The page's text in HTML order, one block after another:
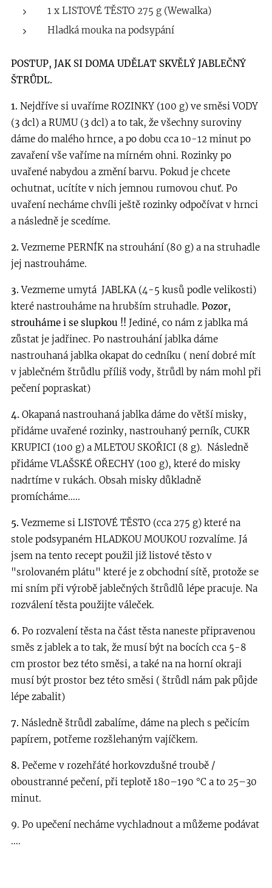
1 x LISTOVÉ TĚSTO 275 g (Wewalka)
Hladká mouka na podsypání
POSTUP, JAK SI DOMA UDĚLAT SKVĚLÝ JABLEČNÝ
ŠTRŮDL.
1. Nejdříve si uvaříme ROZINKY (100 g) ve směsi VODY
(3 dcl) a RUMU (3 dcl) a to tak, že všechny suroviny
dáme do malého hrnce, a po dobu cca 10-12 minut po
zavaření vše vaříme na mírném ohni. Rozinky po
uvařené nabydou a změní barvu. Pokud je chcete
ochutnat, ucítíte v nich jemnou rumovou chuť. Po
uvaření necháme chvíli ještě rozinky odpočívat v hrnci
a následně je scedíme.
2.Vezmeme PERNÍK na strouhání (80 g) a na struhadle
jej nastrouháme.
3.Vezmeme umytá JABLKA (4-5 kusů podle velikosti)
které nastrouháme na hrubším struhadle. Pozor,
strouháme i se slupkou !! Jediné, co nám z jablka má
zůstat je jadřinec. Po nastrouhání jablka dáme
nastrouhaná jablka okapat do cedníku ( není dobré mít
v jablečném štrůdlu příliš vody, štrůdl by nám mohl při
pečení popraskat)
4. Okapaná nastrouhaná jablka dáme do větší misky,
přidáme uvařené rozinky, nastrouhaný perník, CUKR
KRUPICI (100 g) a MLETOU SKOŘICI (8 g). Následně
přidáme VLAŠSKÉ OŘECHY (100 g), které do misky
nadrtíme v rukách. Obsah misky důkladně
promícháme.....
5. Vezmeme si LISTOVÉ TĚSTO (cca 275 g) které na
stole podsypaném HLADKOU MOUKOU rozvalíme. Já
jsem na tento recept použil již listové těsto v
"srolovaném plátu" které je z obchodní sítě, protože se
mi sním při výrobě jablečných štrůdlů lépe pracuje. Na
rozválení těsta použijte váleček.
6. Po rozvalení těsta na část těsta naneste připravenou
směs z jablek a to tak, že musí být na bocích cca 5-8
cm prostor bez této směsi, a také na na horní okraji
musí být prostor bez této směsi ( štrůdl nám pak půjde
lépe zabalit)
7. Následně štrůdl zabalíme, dáme na plech s pečicím
papírem, potřeme rozšlehaným vajíčkem.
8. Pečeme v rozehřáté horkovzdušné troubě /
oboustranné pečení, při teplotě 180–190 °C a to 25–30
minut.
9. Po upečení necháme vychladnout a můžeme podávat
....